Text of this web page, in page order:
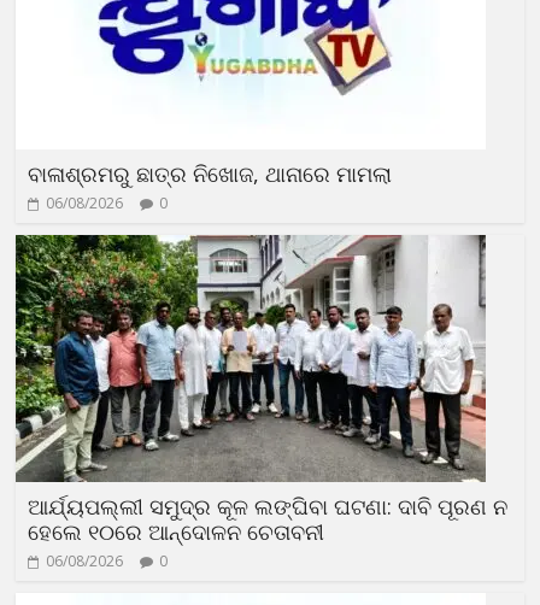
ବାଳାଶ୍ରମରୁ ଛାତ୍ର ନିଖୋଜ, ଥାନାରେ ମାମଲା
06/08/2026 0
ଆର୍ଯ୍ୟପଲ୍ଲୀ ସମୁଦ୍ର କୂଳ ଲଙ୍ଘିବା ଘଟଣା: ଦାବି ପୂରଣ ନ
ହେଲେ ୧୦ରେ ଆନ୍ଦୋଳନ ଚେତାବନୀ
06/08/2026 0